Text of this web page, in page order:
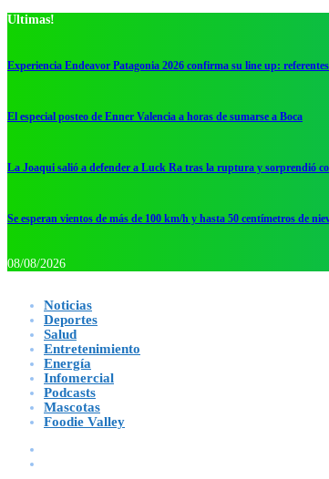
Ultimas!
Experiencia Endeavor Patagonia 2026 confirma su line up:
El especial posteo de Enner Valencia a horas de sumarse a Boca
La Joaqui salió a defender a Luck Ra tras la ruptura y sorprendió
Se esperan vientos de más de 100 km/h y hasta 50 centímetros de
08/08/2026
Noticias
Deportes
Salud
Entretenimiento
Energía
Infomercial
Podcasts
Mascotas
Foodie Valley